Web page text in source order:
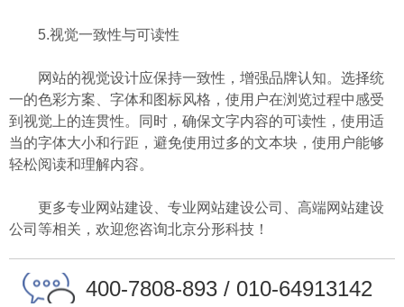
5.视觉一致性与可读性
网站的视觉设计应保持一致性，增强品牌认知。选择统
一的色彩方案、字体和图标风格，使用户在浏览过程中感受
到视觉上的连贯性。同时，确保文字内容的可读性，使用适
当的字体大小和行距，避免使用过多的文本块，使用户能够
轻松阅读和理解内容。
更多专业网站建设、专业网站建设公司、高端网站建设
公司等相关，欢迎您咨询北京分形科技！
400-7808-893 / 010-64913142